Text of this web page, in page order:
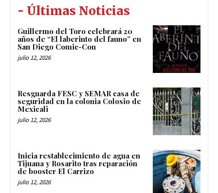
- Últimas Noticias
Guillermo del Toro celebrará 20
años de “El laberinto del fauno” en
San Diego Comic-Con
julio 12, 2026
Resguarda FESC y SEMAR casa de
seguridad en la colonia Colosio de
Mexicali
julio 12, 2026
Inicia restablecimiento de agua en
Tijuana y Rosarito tras reparación
de booster El Carrizo
julio 12, 2026